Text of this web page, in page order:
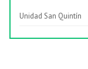
Unidad San Quintín